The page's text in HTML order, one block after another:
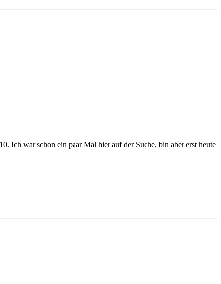
Ich war schon ein paar Mal hier auf der Suche, bin aber erst heute